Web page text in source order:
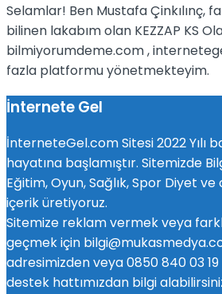
Selamlar! Ben Mustafa Çinkılınç,
bilinen lakabım olan KEZZAP KS
bilmiyorumdeme.com ,
fazla platformu yönetmekteyim.
İnternete Gel
İnterneteGel.com Sitesi 2022 Yılı
hayatına başlamıştır. Sitemizde
Eğitim, Oyun, Sağlık, Spor Diyet
içerik üretiyoruz.
Sitemize reklam vermek veya
geçmek için
adresimizden veya 0850 840 03
destek hattımızdan bilgi